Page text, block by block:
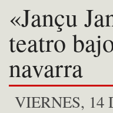
«Jançu
teatro
navarra
VIERNES, 14